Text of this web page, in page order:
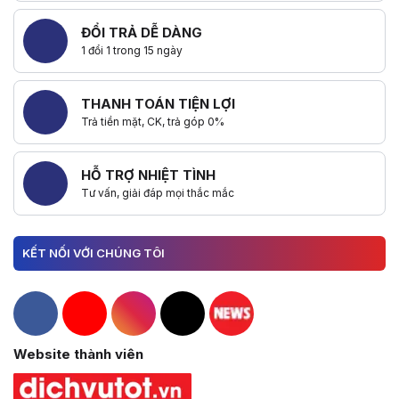
ĐỔI TRẢ DỄ DÀNG
1 đổi 1 trong 15 ngày
THANH TOÁN TIỆN LỢI
Trả tiền mặt, CK, trả góp 0%
HỖ TRỢ NHIỆT TÌNH
Tư vấn, giải đáp mọi thắc mắc
KẾT NỐI VỚI CHÚNG TÔI
Hacom Facebook
Hacom YouTube
Hacom Instagram
Hacom TikTok
Website thành viên